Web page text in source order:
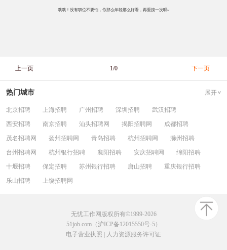
哦哦！没有职位不要怕，你那么年轻那么好看，再重搜一次呗~
上一页 1/0 下一页
热门城市 展开
北京招聘 上海招聘 广州招聘 深圳招聘
武汉招聘
西安招聘
南京招聘 汕头招聘网 揭阳招聘网
成都招聘
茂名招聘网
扬州招聘网 青岛招聘 杭州招聘网
滁州招聘
台州招聘网
杭州银行招聘 襄阳招聘 安庆招聘网
绵阳招聘
十堰招聘
保定招聘 苏州银行招聘 唐山招聘
重庆银行招聘
乐山招聘
上饶招聘网
无忧工作网版权所有©1999-2026
51job.com（沪ICP备12015550号-5）
电子营业执照
人力资源服务许可证